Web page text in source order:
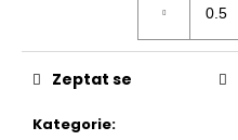
Kategorie:
Zeptat se